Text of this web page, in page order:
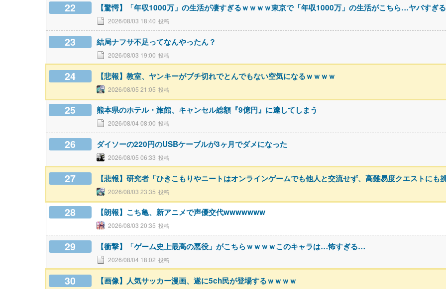
22 【驚愕】「年収1000万」の生活が凄すぎるｗｗｗｗ東京で「年収1000万」の生活がこちら…ヤバすぎ
2026/08/03 18:40
23 結局ナフサ不足ってなんやったん？
2026/08/03 19:00
24 【悲報】教室、ヤンキーがブチ切れでとんでもない空気になるｗｗｗｗ
2026/08/05 21:05
25 熊本県のホテル・旅館、キャンセル総額『9億円』に達してしまう
2026/08/04 08:00
26 ダイソーの220円のUSBケーブルが3ヶ月でダメになった
2026/08/05 06:33
27 【悲報】研究者「ひきこもりやニートはオンラインゲームでも他人と交流せず、高難易度クエストにも
2026/08/03 23:35
28 【朗報】こち亀、新アニメで声優交代wwwwwww
2026/08/03 20:35
29 【衝撃】「ゲーム史上最高の悪役」がこちらｗｗｗｗこのキャラは…怖すぎる…
2026/08/04 18:02
30 【画像】人気サッカー漫画、遂に5ch民が登場するｗｗｗｗ